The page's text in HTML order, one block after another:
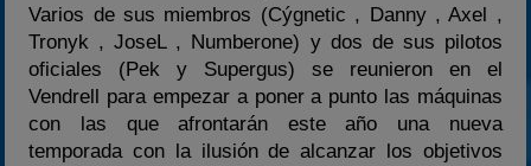
Varios de sus miembros (Cýgnetic , Danny , Axel ,
Tronyk , JoseL , Numberone) y dos de sus pilotos
oficiales (Pek y Supergus) se reunieron en el
Vendrell para empezar a poner a punto las máquinas
con las que afrontarán este año una nueva
temporada con la ilusión de alcanzar los objetivos